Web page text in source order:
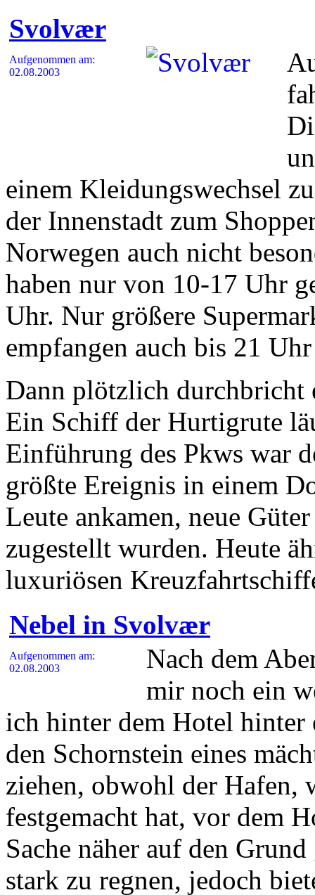
Svolvær
Aufgenommen am:
02.08.2003
einem Kleidungswechsel
der Innenstadt zum
Norwegen auch nicht
haben nur von 10-17 Uhr
Uhr. Nur größere
empfangen auch bis 21
Dann plötzlich durchbricht
Ein Schiff der Hurtigrute
Einführung des Pkws war
größte Ereignis in einem
Leute ankamen, neue
zugestellt wurden. Heute
luxuriösen
Nebel in Svolvær
Aufgenommen am:
02.08.2003
Nach dem
mir noch ein
ich hinter dem Hotel hinter
den Schornstein eines
ziehen, obwohl der Hafen,
festgemacht hat, vor dem
Sache näher auf den
stark zu regnen, jedoch